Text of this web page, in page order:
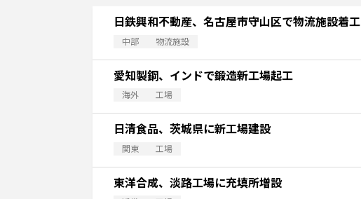
日鉄興和不動産、名古屋市守山区で物流施設着工
中部 物流施設
愛知製鋼、インドで鍛造新工場起工
海外 工場
日清食品、茨城県に新工場建設
関東 工場
東洋合成、淡路工場に充填所増設